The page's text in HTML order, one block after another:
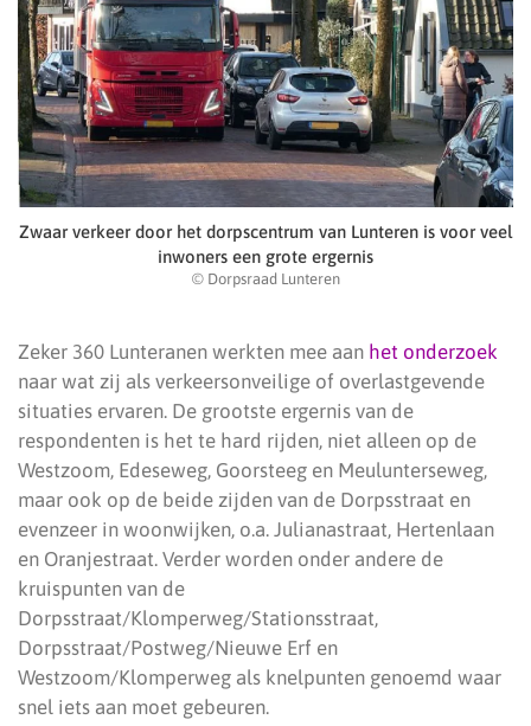
Zwaar verkeer door het dorpscentrum van Lunteren is voor veel
inwoners een grote ergernis
© Dorpsraad Lunteren
Zeker 360 Lunteranen werkten mee aan het onderzoek
naar wat zij als verkeersonveilige of overlastgevende
situaties ervaren. De grootste ergernis van de
respondenten is het te hard rijden, niet alleen op de
Westzoom, Edeseweg, Goorsteeg en Meulunterseweg,
maar ook op de beide zijden van de Dorpsstraat en
evenzeer in woonwijken, o.a. Julianastraat, Hertenlaan
en Oranjestraat. Verder worden onder andere de
kruispunten van de
Dorpsstraat/Klomperweg/Stationsstraat,
Dorpsstraat/Postweg/Nieuwe Erf en
Westzoom/Klomperweg als knelpunten genoemd waar
snel iets aan moet gebeuren.